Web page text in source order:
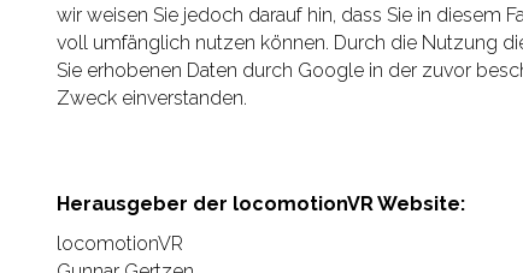
wir weisen Sie jedoch darauf hin, dass Sie in diesem
voll umfänglich nutzen können. Durch die Nutzung
Sie erhobenen Daten durch Google in der zuvor
Zweck einverstanden.
Herausgeber der locomotionVR Website:
locomotionVR